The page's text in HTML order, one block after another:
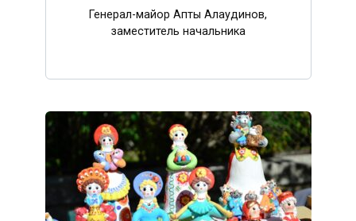
Генерал-майор Апты Алаудинов,
заместитель начальника